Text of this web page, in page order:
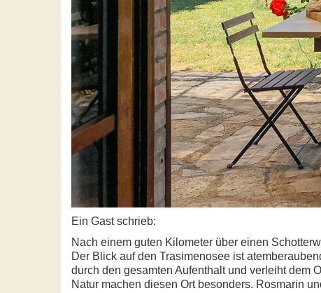
Ein Gast schrieb:
Nach einem guten Kilometer über einen
Der Blick auf den Trasimenosee ist
durch den gesamten Aufenthalt und verleiht dem
Natur machen diesen Ort besonders. Rosmarin